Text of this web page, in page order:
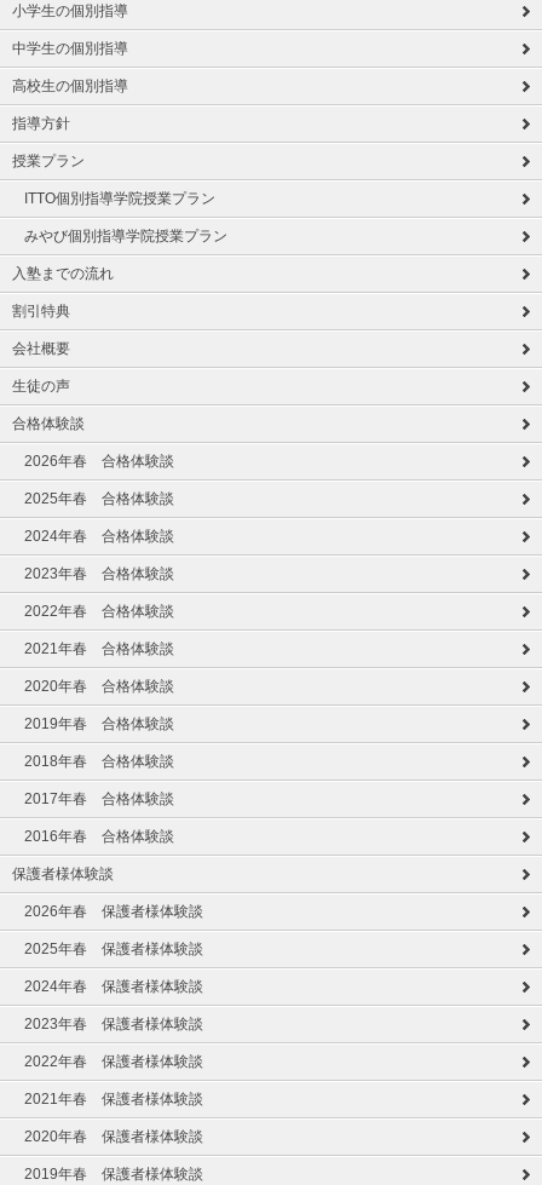
小学生の個別指導
中学生の個別指導
高校生の個別指導
指導方針
授業プラン
ITTO個別指導学院授業プラン
みやび個別指導学院授業プラン
入塾までの流れ
割引特典
会社概要
生徒の声
合格体験談
2026年春 合格体験談
2025年春 合格体験談
2024年春 合格体験談
2023年春 合格体験談
2022年春 合格体験談
2021年春 合格体験談
2020年春 合格体験談
2019年春 合格体験談
2018年春 合格体験談
2017年春 合格体験談
2016年春 合格体験談
保護者様体験談
2026年春 保護者様体験談
2025年春 保護者様体験談
2024年春 保護者様体験談
2023年春 保護者様体験談
2022年春 保護者様体験談
2021年春 保護者様体験談
2020年春 保護者様体験談
2019年春 保護者様体験談